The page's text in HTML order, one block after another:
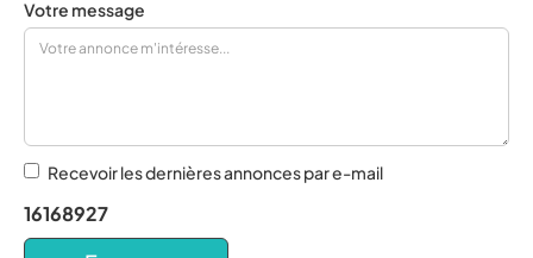
Votre message
Recevoir les dernières annonces par e-mail
16168927